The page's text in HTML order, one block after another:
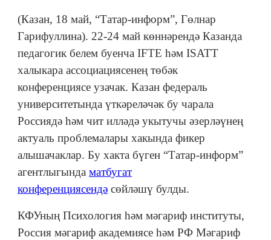
(Казан, 18 май, “Татар-информ”, Гөлнар
Гарифуллина). 22-24 май көннәрендә Казанда
педагогик белем буенча IFTE һәм ISATT
халыкара ассоциациясенең төбәк
конференциясе узачак. Казан федераль
университетында үткәреләчәк бу чарала
Россиядә һәм чит илләдә укытучы әзерләүнең
актуаль проблемалары хакында фикер
алышачаклар. Бу хакта бүген “Татар-информ”
агентлыгында матбугат
конференциясендә сөйләшү булды.
КФУның Психология һәм мәгариф институты,
Россия мәгариф академиясе һәм РФ Мәгариф